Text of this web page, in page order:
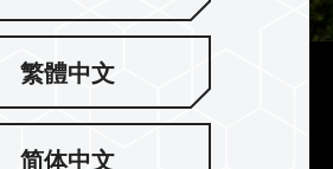
디자인
SDXC UHS-II U3 V60은 방수,
繁體中文
简体中文